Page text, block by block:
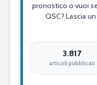
pronostico o vuoi
QSC? Lascia
3.817
articoli pubblicati